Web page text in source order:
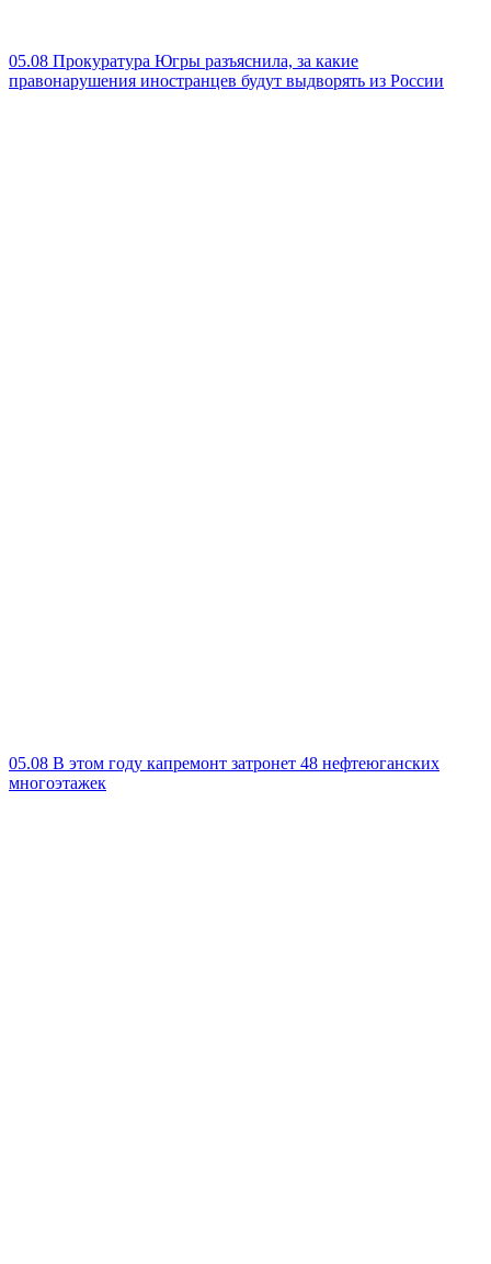
05.08 Прокуратура Югры разъяснила, за какие
правонарушения иностранцев будут выдворять из России
05.08 В этом году капремонт затронет 48 нефтеюганских
многоэтажек